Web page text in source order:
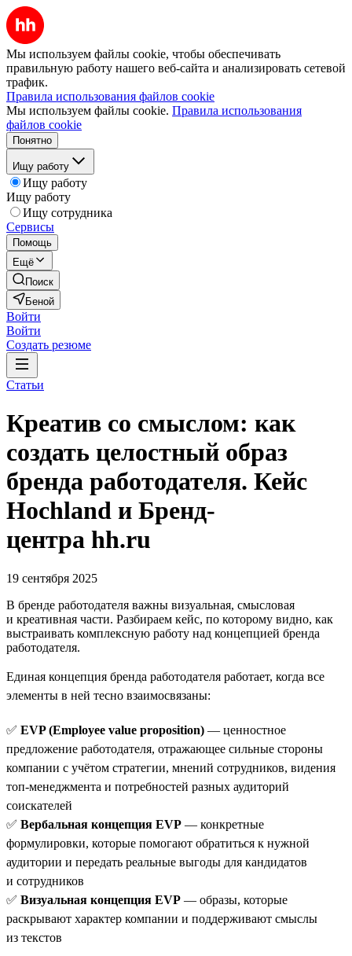
Мы используем файлы cookie, чтобы обеспечивать
правильную работу нашего веб-сайта и анализировать сетевой
трафик.
Правила использования файлов cookie
Мы используем файлы cookie. Правила использования
файлов cookie
Понятно
Ищу работу
Ищу работу
Ищу работу
Ищу сотрудника
Сервисы
Помощь
Ещё
Поиск
Беной
Войти
Войти
Создать резюме
Статьи
Креатив со смыслом: как
создать целостный образ
бренда работодателя. Кейс
Hochland и Бренд-
центра hh.ru
19 сентября 2025
В бренде работодателя важны визуальная, смысловая
и креативная части. Разбираем кейс, по которому видно, как
выстраивать комплексную работу над концепцией бренда
работодателя.
Единая концепция бренда работодателя работает, когда все
элементы в ней тесно взаимосвязаны:
✅ EVP (Employee value proposition) — ценностное
предложение работодателя, отражающее сильные стороны
компании с учётом стратегии, мнений сотрудников, видения
топ-менеджмента и потребностей разных аудиторий
соискателей
✅ Вербальная концепция EVP — конкретные
формулировки, которые помогают обратиться к нужной
аудитории и передать реальные выгоды для кандидатов
и сотрудников
✅ Визуальная концепция EVP — образы, которые
раскрывают характер компании и поддерживают смыслы
из текстов